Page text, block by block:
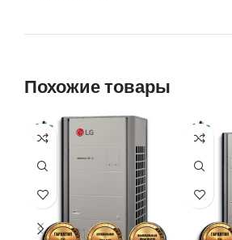
Похожие товары